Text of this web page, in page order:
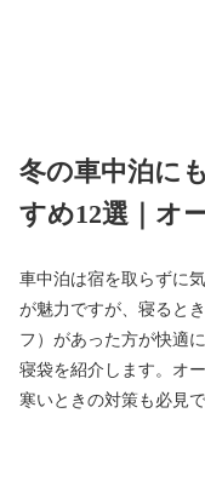
冬の車中泊に
すめ12選｜オ
車中泊は宿を取らずに
が魅力ですが、寝ると
フ）があった方が快適
寝袋を紹介します。オ
寒いときの対策も必見で